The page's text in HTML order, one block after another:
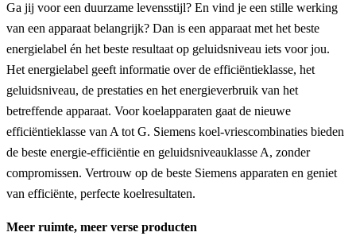
Ga jij voor een duurzame levensstijl? En vind je een stille werking
van een apparaat belangrijk? Dan is een apparaat met het beste
energielabel én het beste resultaat op geluidsniveau iets voor jou.
Het energielabel geeft informatie over de efficiëntieklasse, het
geluidsniveau, de prestaties en het energieverbruik van het
betreffende apparaat. Voor koelapparaten gaat de nieuwe
efficiëntieklasse van A tot G. Siemens koel-vriescombinaties bieden
de beste energie-efficiëntie en geluidsniveauklasse A, zonder
compromissen. Vertrouw op de beste Siemens apparaten en geniet
van efficiënte, perfecte koelresultaten.
Meer ruimte, meer verse producten